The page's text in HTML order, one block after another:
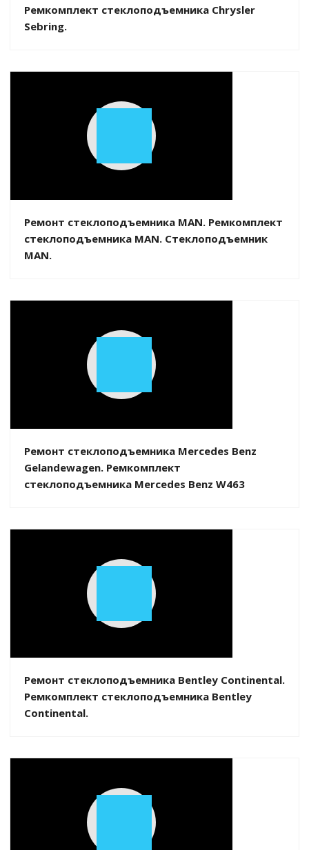
Ремкомплект стеклоподъемника Chrysler
Sebring.
Play
Ремонт стеклоподъемника MAN. Ремкомплект
стеклоподъемника MAN. Стеклоподъемник
MAN.
Play
Ремонт стеклоподъемника Mercedes Benz
Gelandewagen. Ремкомплект
стеклоподъемника Mercedes Benz W463
Play
Ремонт стеклоподъемника Bentley Continental.
Ремкомплект стеклоподъемника Bentley
Continental.
Play